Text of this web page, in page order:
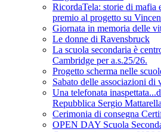
RicordaTela: storie di mafia
premio al progetto su
Giornata in memoria delle
Le donne di Ravensbruck
La scuola secondaria è
Cambridge per a.s.25/26.
Progetto scherma nelle
Sabato delle associazioni di
Una telefonata
Repubblica Sergio Mattarella
Cerimonia di consegna
OPEN DAY Scuola